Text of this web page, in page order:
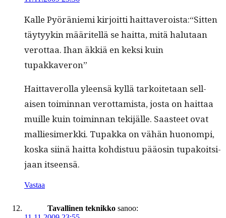
Kalle Pyöränie­mi kir­joit­ti haittaveroista:“Sitten
täy­tyykin määritel­lä se hait­ta, mitä halu­taan
verot­taa. Ihan äkkiä en kek­si kuin
tupakkaveron”
Hait­taverol­la yleen­sä kyl­lä tarkoite­taan sel­l­
aisen toimin­nan verot­tamista, jos­ta on hait­taa
muille kuin toimin­nan tek­i­jälle. Saas­teet ovat
mallies­imerk­ki. Tupak­ka on vähän huonom­pi,
kos­ka siinä hait­ta kohdis­tuu pääosin tupakoit­si­
jaan itseensä.
Vastaa
Tavallinen teknikko sanoo: